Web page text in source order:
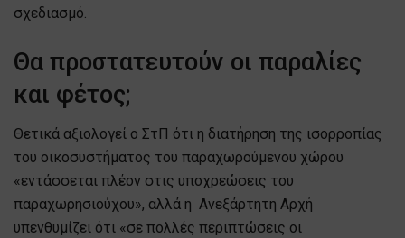
σχεδιασμό.
Θα προστατευτούν οι παραλίες
και φέτος;
Θετικά αξιολογεί ο ΣτΠ ότι η διατήρηση της ισορροπίας
του οικοσυστήματος του παραχωρούμενου χώρου
«εντάσσεται πλέον στις υποχρεώσεις του
παραχωρησιούχου», αλλά η Ανεξάρτητη Αρχή
υπενθυμίζει ότι «σε πολλές περιπτώσεις οι